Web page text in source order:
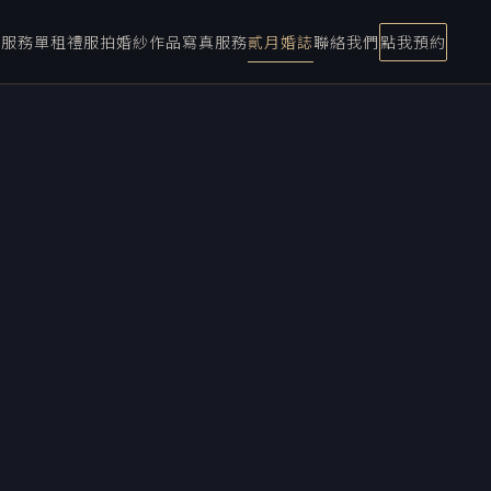
務單租禮服拍婚紗作品寫真服務貳月婚誌聯絡我們 點我預約